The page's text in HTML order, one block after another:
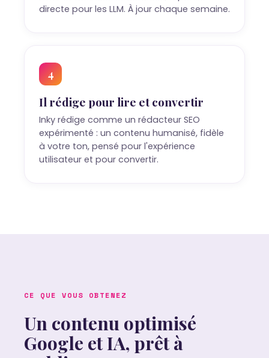
directe pour les LLM. À jour chaque semaine.
4
Il rédige pour lire et convertir
Inky rédige comme un rédacteur SEO
expérimenté : un contenu humanisé, fidèle
à votre ton, pensé pour l'expérience
utilisateur et pour convertir.
CE QUE VOUS OBTENEZ
Un contenu optimisé
Google et IA, prêt à